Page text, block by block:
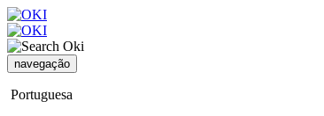
navegação
Portuguesa